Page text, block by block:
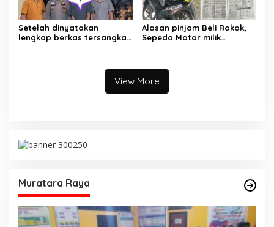
Setelah dinyatakan
lengkap berkas tersangka
Alasan pinjam Beli Rokok,
Sepeda Motor milik
View More
Muratara Raya